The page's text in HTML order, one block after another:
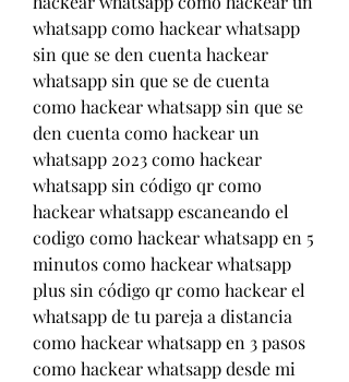
whatsapp como hackear whatsapp
sin que se den cuenta hackear
whatsapp sin que se de cuenta
como hackear whatsapp sin que se
den cuenta como hackear un
whatsapp 2023 como hackear
whatsapp sin código qr como
hackear whatsapp escaneando el
codigo como hackear whatsapp en 5
minutos como hackear whatsapp
plus sin código qr como hackear el
whatsapp de tu pareja a distancia
como hackear whatsapp en 3 pasos
como hackear whatsapp desde mi